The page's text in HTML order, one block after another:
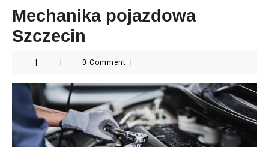
Mechanika pojazdowa
Szczecin
0 Comment